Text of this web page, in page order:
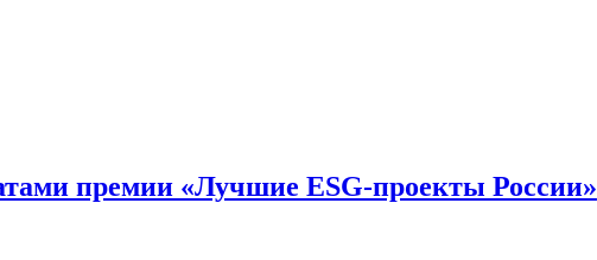
премии «Лучшие ESG-проекты России»